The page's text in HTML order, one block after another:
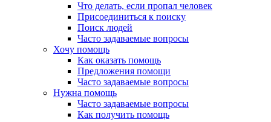
Что делать, если пропал человек
Присоединиться к поиску
Поиск людей
Часто задаваемые вопросы
Хочу помощь
Как оказать помощь
Предложения помощи
Часто задаваемые вопросы
Нужна помощь
Часто задаваемые вопросы
Как получить помощь